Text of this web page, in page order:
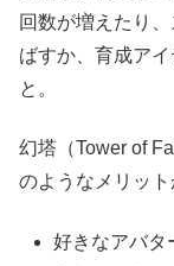
回数が増えたり
ばすか、育成ア
と。
幻塔（Tower of
のようなメリット
好きなアバタ